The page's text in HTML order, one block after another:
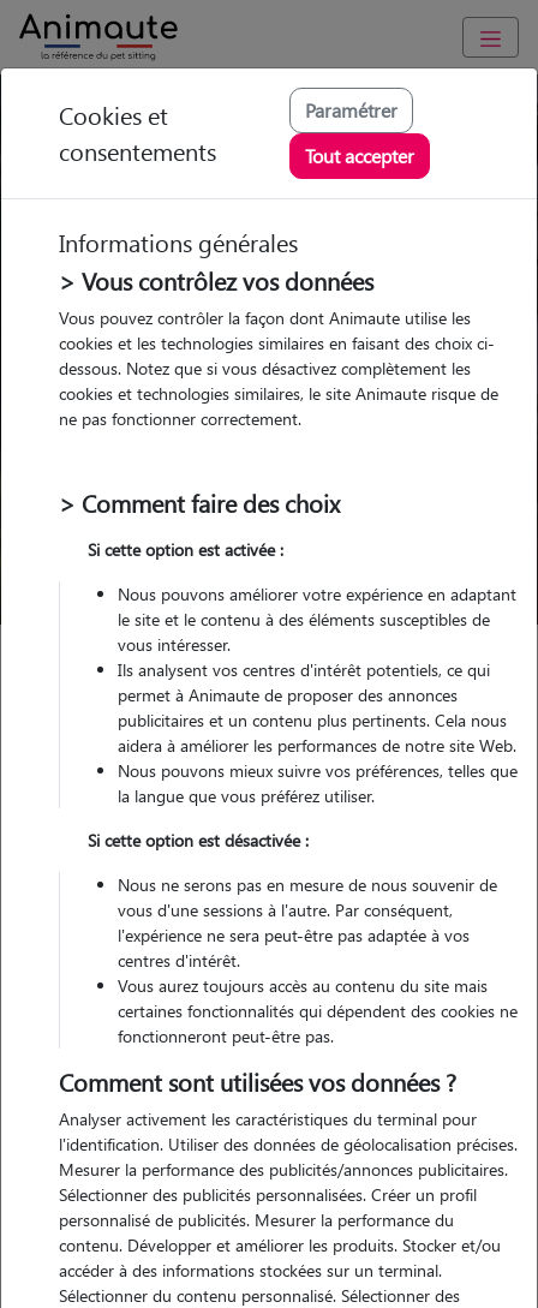
Trouvez votre gardien idéal !
Garde
chez le Pet Sitter
Garde
chez le Pet Sitter Visites
Visites
Pour quel animal ?
Trouver mon Pet Sitter
Garde animaux France
Centre-Val-de-Loire
Indre-et-Loire
Tours
Nos cat sitters à Tours pour la
garde de votre chat
Cookies et
consentements
Paramétrer
Tout accepter
Informations générales
> Vous contrôlez vos données
Vous pouvez contrôler la façon dont Animaute utilise les
cookies et les technologies similaires en faisant des choix ci-
dessous. Notez que si vous désactivez complètement les
cookies et technologies similaires, le site Animaute risque de
ne pas fonctionner correctement.
> Comment faire des choix
Si cette option est activée :
Nous pouvons améliorer votre expérience en adaptant
le site et le contenu à des éléments susceptibles de
vous intéresser.
Ils analysent vos centres d'intérêt potentiels, ce qui
permet à Animaute de proposer des annonces
publicitaires et un contenu plus pertinents. Cela nous
aidera à améliorer les performances de notre site Web.
Nous pouvons mieux suivre vos préférences, telles que
la langue que vous préférez utiliser.
Si cette option est désactivée :
Nous ne serons pas en mesure de nous souvenir de
vous d'une sessions à l'autre. Par conséquent,
l'expérience ne sera peut-être pas adaptée à vos
centres d'intérêt.
Vous aurez toujours accès au contenu du site mais
certaines fonctionnalités qui dépendent des cookies ne
fonctionneront peut-être pas.
Comment sont utilisées vos données ?
Analyser activement les caractéristiques du terminal pour
l'identification. Utiliser des données de géolocalisation précises.
Mesurer la performance des publicités/annonces publicitaires.
Sélectionner des publicités personnalisées. Créer un profil
personnalisé de publicités. Mesurer la performance du
contenu. Développer et améliorer les produits. Stocker et/ou
accéder à des informations stockées sur un terminal.
Sélectionner du contenu personnalisé. Sélectionner des